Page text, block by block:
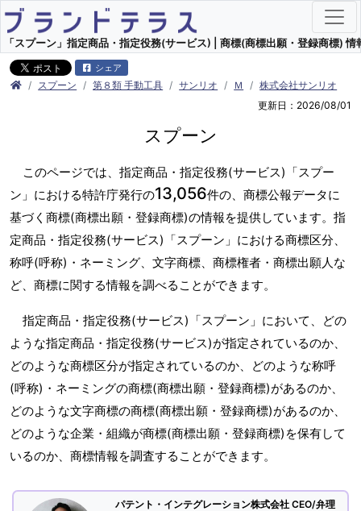
「スプーン」指定商品・指定役務(サービス) | 商標(商標出願・登録商標) 情
シェア
スプーン 第８類 手動工具 サンリオ Ｍ
株式会社サンリオ
更新日：2026/08/01
スプーン
このページでは、指定商品・指定役務(サービス)「スプー
ン」における特許庁発行の13,056件の、商標公報データに
基づく商標(商標出願・登録商標)の情報を提供しています。指
定商品・指定役務(サービス)「スプーン」における商標区分、
称呼(呼称)・ネーミング、文字商標、商標権者・商標出願人な
ど、商標に関する情報を調べることができます。
指定商品・指定役務(サービス)「スプーン」において、どの
ような指定商品・指定役務(サービス)が指定されているのか、
どのような商標区分が指定されているのか、どのような称呼
(呼称)・ネーミングの商標(商標出願・登録商標)があるのか、
どのような文字商標の商標(商標出願・登録商標)があるのか、
どのような企業・組織が商標(商標出願・登録商標)を保有して
いるのか、商標情報を調査することができます。
パテント・インテグレーション株式会社 CEO/弁理